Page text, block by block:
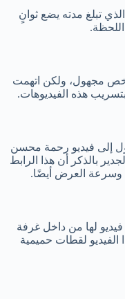
تبلغ مدته يضع ثوانٍ
مجهول، ولكن اتهمت
هذه الفيديوهات.
إلى فيديو رحمة محسن
بالذكر أن هذا الرابط
وسرعة العرض أيضًا.
لها من داخل غرفة
لقطات حميمية